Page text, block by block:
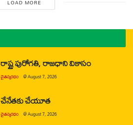
LOAD MORE
రాష్ట్ర పురోగతి, రాజధాని వికాసం
చైతన్యరధం @August 7, 2026
చేనేతకు చేయూత
చైతన్యరధం @August 7, 2026